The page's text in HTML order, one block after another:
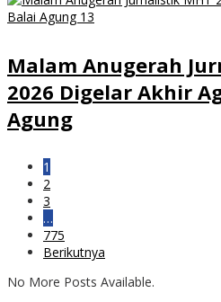
Malam Anugerah
2026 Digelar Akhir
Agung
1
2
3
…
775
Berikutnya
No More Posts Available.